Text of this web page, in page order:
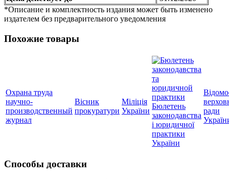
*Описание и комплектность издания может быть изменено
издателем без предварительного уведомления
Похожие товары
Охрана труда
научно-
производственный
журнал
Вісник
прокуратури
Міліція
України
Бюлетень
законодавства
і юридичної
практики
України
ради
Способы доставки